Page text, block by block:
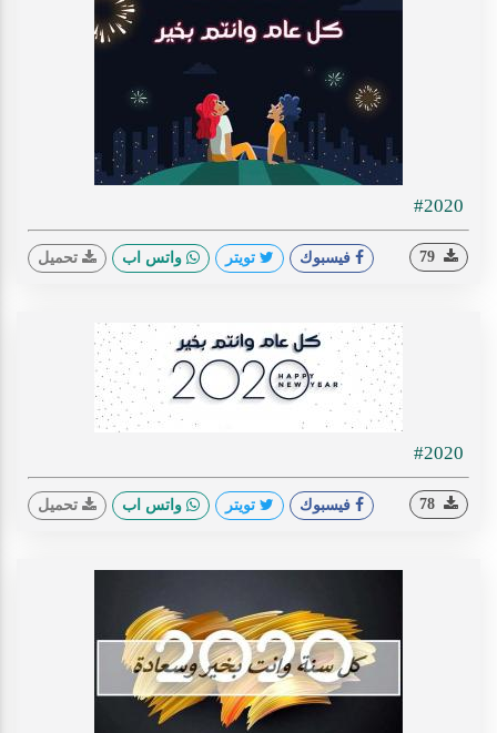
#2020
فيسبوك تويتر واتس اب تحميل
#2020
فيسبوك تويتر واتس اب تحميل